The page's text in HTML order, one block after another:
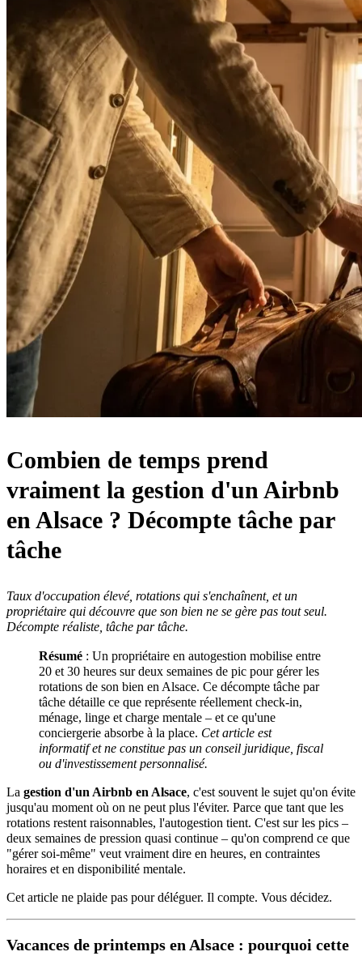
Combien de temps prend
vraiment la gestion d'un Airbnb
en Alsace ? Décompte tâche par
tâche
Taux d'occupation élevé, rotations qui s'enchaînent, et un
propriétaire qui découvre que son bien ne se gère pas tout seul.
Décompte réaliste, tâche par tâche.
Résumé : Un propriétaire en autogestion mobilise entre
20 et 30 heures sur deux semaines de pic pour gérer les
rotations de son bien en Alsace. Ce décompte tâche par
tâche détaille ce que représente réellement check-in,
ménage, linge et charge mentale – et ce qu'une
conciergerie absorbe à la place. Cet article est
informatif et ne constitue pas un conseil juridique, fiscal
ou d'investissement personnalisé.
La gestion d'un Airbnb en Alsace, c'est souvent le sujet qu'on évite
jusqu'au moment où on ne peut plus l'éviter. Parce que tant que les
rotations restent raisonnables, l'autogestion tient. C'est sur les pics –
deux semaines de pression quasi continue – qu'on comprend ce que
"gérer soi-même" veut vraiment dire en heures, en contraintes
horaires et en disponibilité mentale.
Cet article ne plaide pas pour déléguer. Il compte. Vous décidez.
Vacances de printemps en Alsace : pourquoi cette